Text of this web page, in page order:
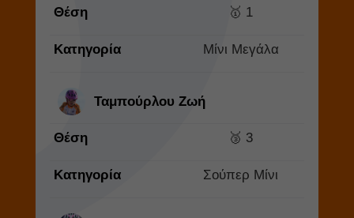
Θέση 🥇 1
Κατηγορία Mίνι Μεγάλα
Ταμπούρλου Ζωή
Θέση 🥉 3
Κατηγορία Σούπερ Μίνι